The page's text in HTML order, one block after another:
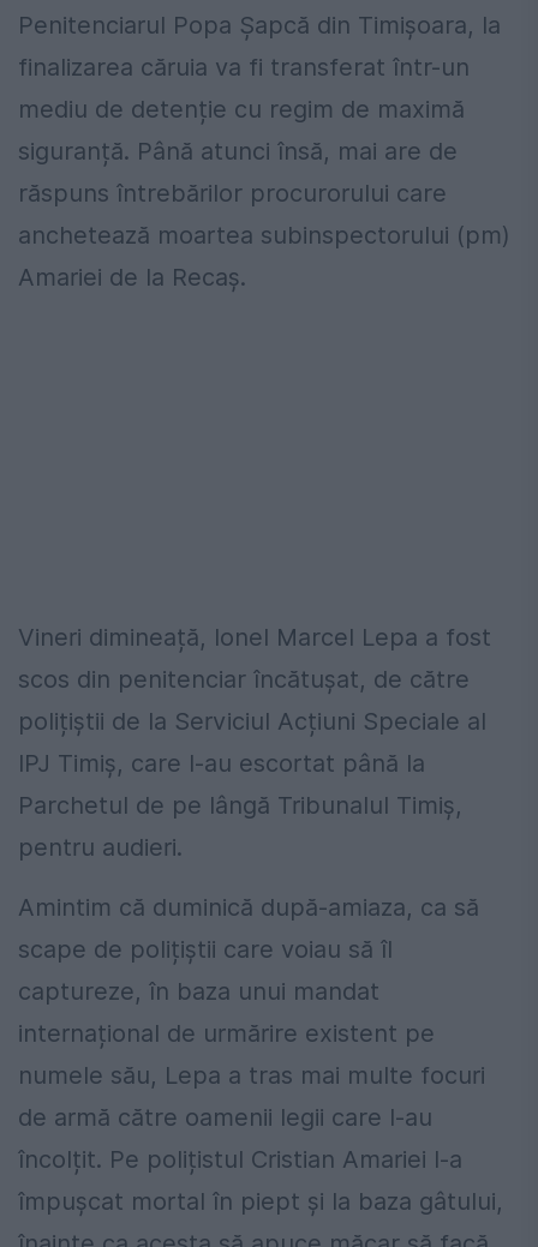
Penitenciarul Popa Șapcă din Timișoara, la
finalizarea căruia va fi transferat într-un
mediu de detenție cu regim de maximă
siguranță. Până atunci însă, mai are de
răspuns întrebărilor procurorului care
anchetează moartea subinspectorului (pm)
Amariei de la Recaș.
Vineri dimineață, Ionel Marcel Lepa a fost
scos din penitenciar încătușat, de către
polițiștii de la Serviciul Acțiuni Speciale al
IPJ Timiș, care l-au escortat până la
Parchetul de pe lângă Tribunalul Timiș,
pentru audieri.
Amintim că duminică după-amiaza, ca să
scape de polițiștii care voiau să îl
captureze, în baza unui mandat
internațional de urmărire existent pe
numele său, Lepa a tras mai multe focuri
de armă către oamenii legii care l-au
încolțit. Pe polițistul Cristian Amariei l-a
împușcat mortal în piept și la baza gâtului,